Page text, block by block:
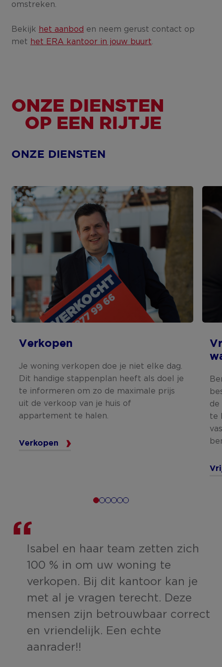
omstreken.
Bekijk het aanbod en neem gerust contact op
met het ERA kantoor in jouw buurt
ONZE DIENSTEN
OP EEN RIJTJE
ONZE DIENSTEN
Verkopen
Je woning verkopen doe je niet elke dag.
Dit handige stappenplan heeft als doel je
te informeren om zo de maximale prijs
uit de verkoop van je huis of
appartement te halen.
Verkopen
de
te
Isabel en haar team zetten zich
100 % in om uw woning te
verkopen. Bij dit kantoor kan je
met al je vragen terecht. Deze
mensen zijn betrouwbaar correct
en vriendelijk. Een echte
aanrader!!